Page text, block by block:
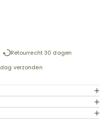
Retourrecht 30 dagen
verzonden